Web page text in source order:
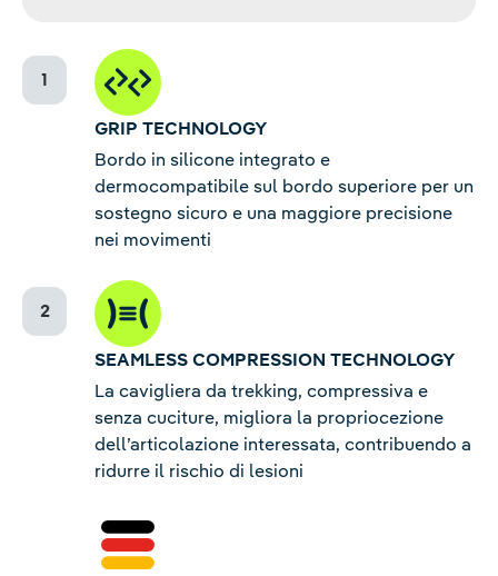
GRIP TECHNOLOGY
Bordo in silicone integrato e
dermocompatibile sul bordo superiore per un
sostegno sicuro e una maggiore precisione
nei movimenti
SEAMLESS COMPRESSION TECHNOLOGY
La cavigliera da trekking, compressiva e
senza cuciture, migliora la propriocezione
dell’articolazione interessata, contribuendo a
ridurre il rischio di lesioni